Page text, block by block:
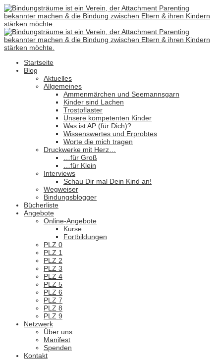
Startseite
Blog
Aktuelles
Allgemeines
Ammenmärchen und Seemannsgarn
Kinder sind Lachen
Trostpflaster
Unsere kompetenten Kinder
Was ist AP (für Dich)?
Wissenswertes und Erprobtes
Worte die mich tragen
Druckwerke mit Herz…
…für Groß
…für Klein
Interviews
Schau Dir mal Dein Kind an!
Wegweiser
Bindungsblogger
Bücherliste
Angebote
Online-Angebote
Kurse
Fortbildungen
PLZ 0
PLZ 1
PLZ 2
PLZ 3
PLZ 4
PLZ 5
PLZ 6
PLZ 7
PLZ 8
PLZ 9
Netzwerk
Über uns
Manifest
Spenden
Kontakt